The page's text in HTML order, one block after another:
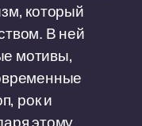
который
В ней
мотивы,
рок и